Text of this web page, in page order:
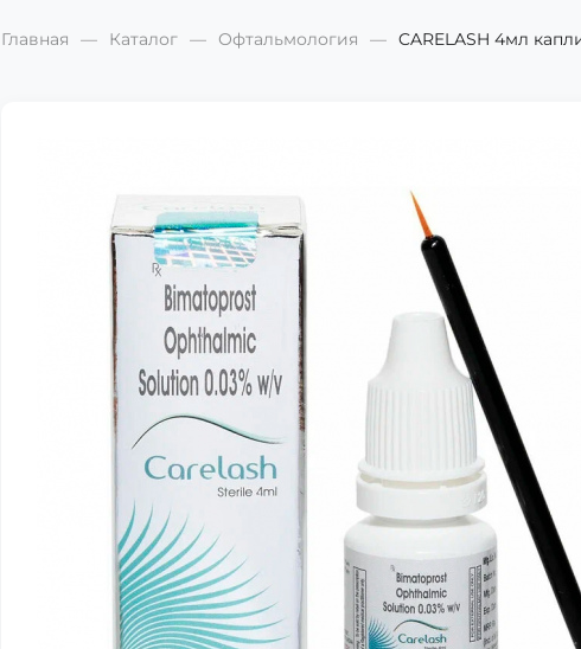
Главная Каталог Офтальмология CARELASH 4мл